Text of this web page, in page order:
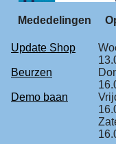
Mededelingen
Update Shop
Beurzen
Demo baan